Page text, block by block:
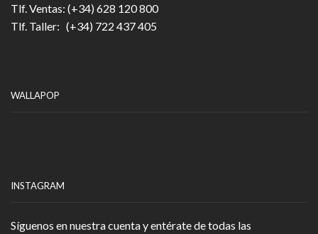
Tlf. Ventas: (+34) 628 120 800
Tlf. Taller: (+34) 722 437 405
WALLAPOP
INSTAGRAM
Síguenos en nuestra cuenta y entérate de todas las